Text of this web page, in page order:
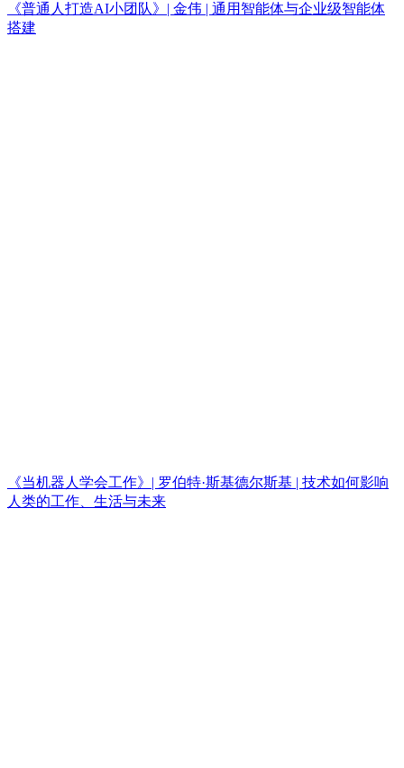
《普通人打造AI小团队》| 金伟 | 通用智能体与企业级智能体
搭建
《当机器人学会工作》| 罗伯特·斯基德尔斯基 | 技术如何影响
人类的工作、生活与未来